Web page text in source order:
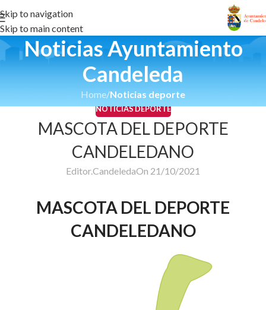
Skip to navigation
Skip to main content
Noticias Ayuntamiento
Candeleda
Home/Noticias deporte
NOTICIAS DEPORTE
MASCOTA DEL DEPORTE
CANDELEDANO
Editor.CandeledaOn 21/10/2021
MASCOTA DEL DEPORTE
CANDELEDANO